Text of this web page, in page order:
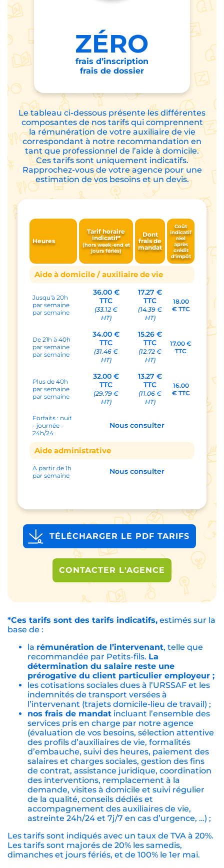
ZÉRO
frais d’inscription
frais de dossier
Le tableau ci-dessous présente les différentes
composantes de nos tarifs qui comprennent
la rémunération de votre auxiliaire de vie
correspondant à notre recommandation en
tant que professionnel de l’aide à domicile.
Ces tarifs sont uniquement indicatifs.
Rapprochez-vous de votre agence pour une
estimation de vos besoins et un devis.
Heures
Tarif horaire
indicatif*
(hors week-end et
jours fériés)
Dont
frais de
mandat
Coût
indicatif
réel
après
crédit
d'impôt
Aide à domicile / auxiliaire de vie
Jusqu'à 20h
par semaine
par semaine
36.00 €
TTC
(33.12 €
HT)
17.27 €
TTC
(14.39 €
HT)
18.00
€ TTC
De 21h à 40h
par semaine
par semaine
34.00 €
TTC
(31.46 €
HT)
15.26 €
TTC
(12.72 €
HT)
17.00 €
TTC
Plus de 40h
par semaine
par semaine
32.00 €
TTC
(29.79 €
HT)
13.27 €
TTC
(11.06 €
HT)
16.00
€ TTC
Forfaits : nuit
- journée -
24h/24
Nous consulter
Aide administrative
A partir de 1h
par semaine
Nous consulter
TÉLÉCHARGER LE PDF TARIFS
CONTACTER L'AGENCE
*Ces tarifs sont des tarifs indicatifs, estimés sur la
base de :
la rémunération de l’intervenant, telle que
recommandée par Petits-fils. La
détermination du salaire reste une
prérogative du client particulier employeur ;
les cotisations sociales dues à l’URSSAF et les
indemnités de transport versées à
l’intervenant (trajets domicile-lieu de travail) ;
nos frais de mandat incluant l’ensemble des
services pris en charge par notre agence
(évaluation de vos besoins, sélection attentive
des profils d’auxiliaires de vie, formalités
d’embauche, suivi des heures, paiement des
salaires et charges sociales, gestion des fins
de contrat, assistance juridique, coordination
des interventions, remplacement à la
demande, visites à domicile et suivi régulier
de la qualité, conseils dédiés et
accompagnement des auxiliaires de vie,
astreinte 24h/24 et 7j/7 en cas d’urgence, …) ;
Les tarifs sont indiqués avec un taux de TVA à 20%.
Les tarifs sont majorés de 20% les samedis,
dimanches et jours fériés, et de 100% le 1er mai.